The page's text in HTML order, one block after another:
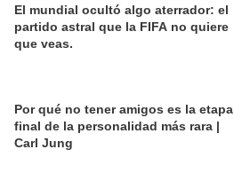
El mundial ocultó algo aterrador: el
partido astral que la FIFA no quiere
que veas.
Por qué no tener amigos es la etapa
final de la personalidad más rara |
Carl Jung